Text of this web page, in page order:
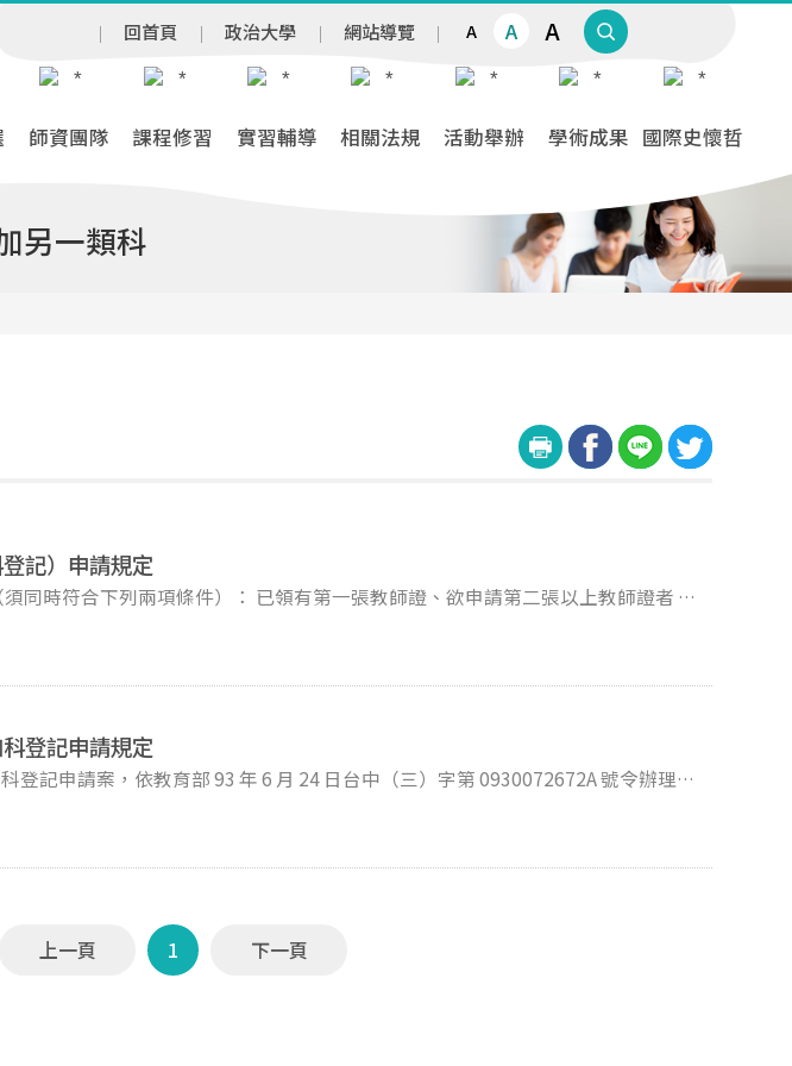
回首頁 政治大學 網站導覽 A A A
師資團隊 課程修習 實習輔導 相關法規 活動舉辦 學術成果 國際史懷哲
另一類科
記）申請規定
： 已領有第一張教師證、欲申請第二張以上教師證者 已
選錄取之師培生 非政大師培中心甄
期間至電子信箱收信，下載教師證書申請書，
後，列印一份，於申請書上親筆簽名（不得使用電子簽名）。 欲申請兩科(含)
請三科填寫三科表單，以此類推。 【第二階段】郵寄申請資料至政大
登記申請規定
登記申請案，依教育部 93 年 6 月 24 日台中（三）字第 0930072672A 號令辦理：
條已明定，中等學校合格教師加註其他任教學科、領域專長教師資格之辦理方式，
門課程之規劃，或原畢業之大學為非師資培育之大學，則渠等得持所修習之任教專門
該任教專門課程之師資培育之大學，依前開規定辦理加註其他任教學科、領域專長教
上一頁 1 下一頁